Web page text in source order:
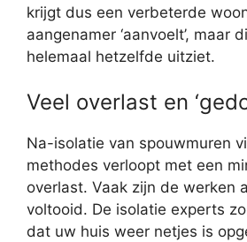
krijgt dus een verbeterde
aangenamer ‘aanvoelt’, maar
helemaal hetzelfde uitziet.
Veel overlast en
Na-isolatie van spouwmuren
methodes verloopt met een
overlast. Vaak zijn de werken
voltooid. De isolatie experts
dat uw huis weer netjes is